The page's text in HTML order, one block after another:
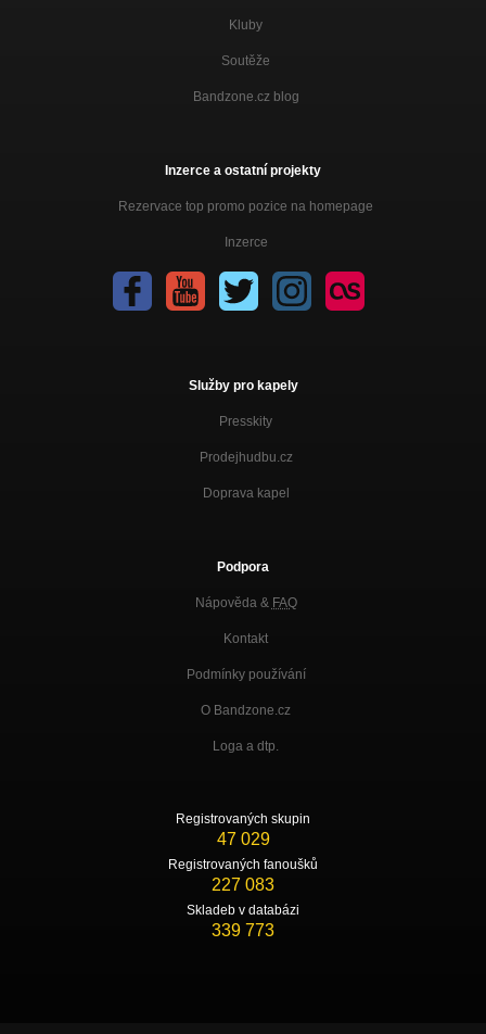
Kluby
Soutěže
Bandzone.cz blog
Inzerce a ostatní projekty
Rezervace top promo pozice na homepage
Inzerce
Služby pro kapely
Presskity
Prodejhudbu.cz
Doprava kapel
Podpora
Nápověda & FAQ
Kontakt
Podmínky používání
O Bandzone.cz
Loga a dtp.
Registrovaných skupin
47 029
Registrovaných fanoušků
227 083
Skladeb v databázi
339 773